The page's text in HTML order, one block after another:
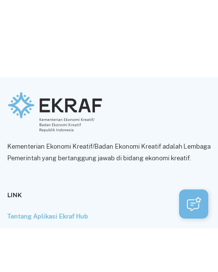
Kementerian Ekonomi Kreatif/Badan Ekonomi Kreatif adalah Lembaga
Pemerintah yang bertanggung jawab di bidang ekonomi kreatif.
LINK
Tentang Aplikasi Ekraf Hub